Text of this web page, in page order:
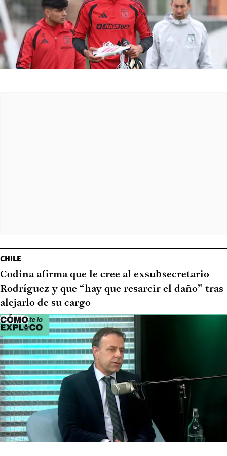
CHILE
Codina afirma que le cree al exsubsecretario
Rodríguez y que “hay que resarcir el daño” tras
alejarlo de su cargo